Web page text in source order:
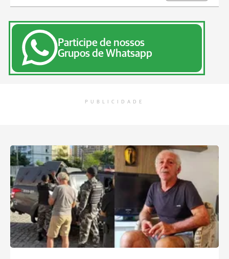
Participe de nossos
Grupos de Whatsapp
PUBLICIDADE